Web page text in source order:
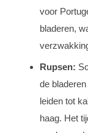
voor
bladeren,
Rupsen:
de
leiden tot
haag. Het